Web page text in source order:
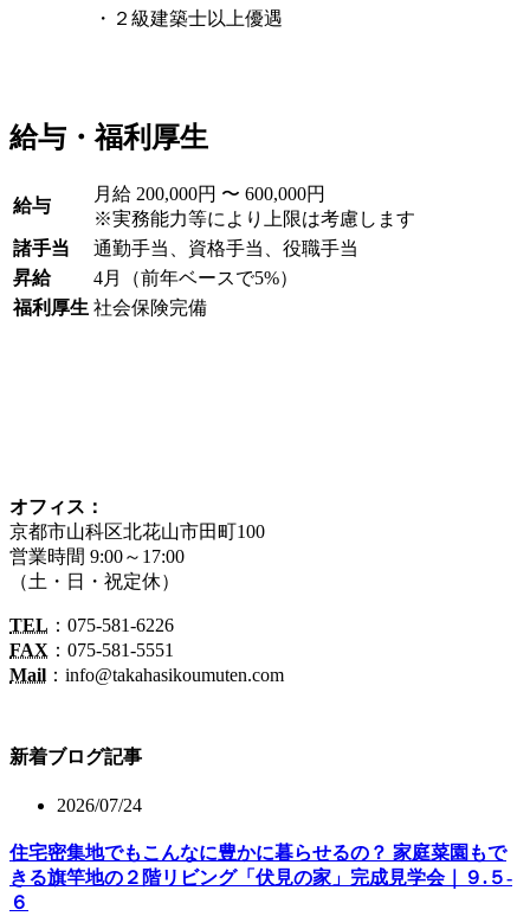
・２級建築士以上優遇
給与・福利厚生
給与
月給 200,000円 〜 600,000円
※実務能力等により上限は考慮します
諸手当
通勤手当、資格手当、役職手当
昇給
4月（前年ベースで5%）
福利厚生 社会保険完備
オフィス：
京都市山科区北花山市田町100
営業時間 9:00～17:00
（土・日・祝定休）
TEL ：075-581-6226
FAX ：075-581-5551
Mail ：info@takahasikoumuten.com
新着ブログ記事
2026/07/24
住宅密集地でもこんなに豊かに暮らせるの？ 家庭菜園もで
きる旗竿地の２階リビング「伏見の家」完成見学会｜９.５-
６